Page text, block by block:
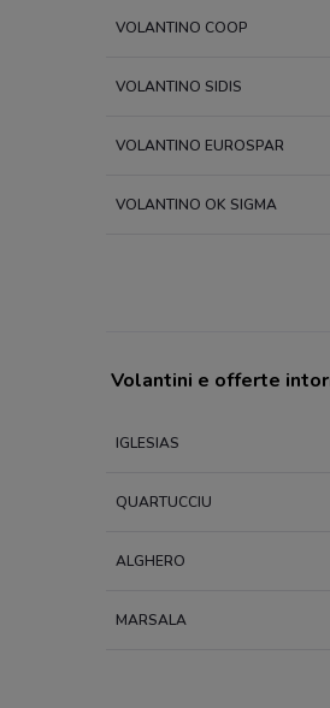
VOLANTINO COOP
VOLANTINO SIDIS
VOLANTINO EUROSPAR
VOLANTINO OK SIGMA
Volantini e offerte
IGLESIAS
QUARTUCCIU
ALGHERO
MARSALA